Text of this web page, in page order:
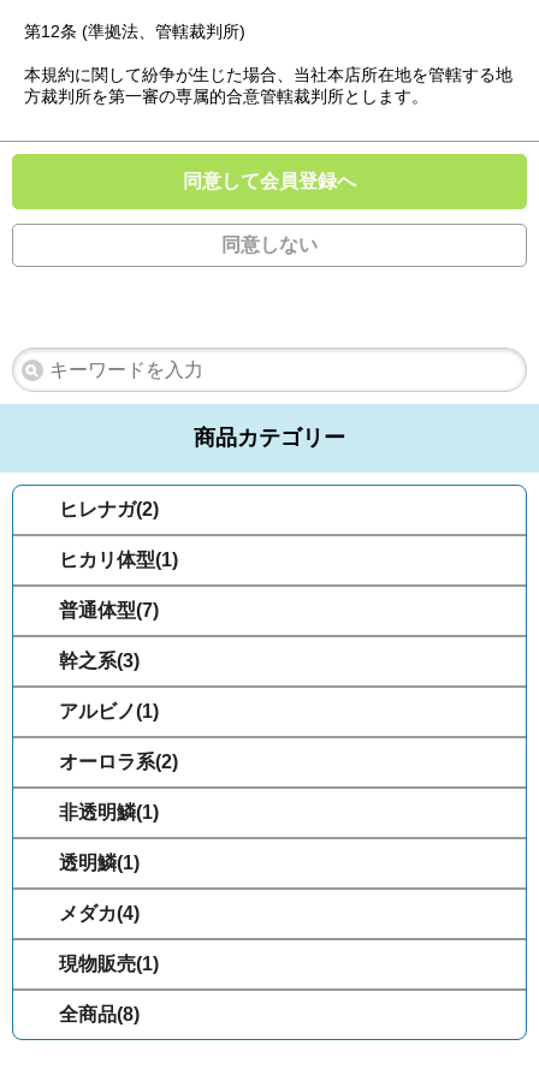
第12条 (準拠法、管轄裁判所)
本規約に関して紛争が生じた場合、当社本店所在地を管轄する地
方裁判所を第一審の専属的合意管轄裁判所とします。
同意して会員登録へ
同意しない
商品カテゴリー
ヒレナガ(2)
ヒカリ体型(1)
普通体型(7)
幹之系(3)
アルビノ(1)
オーロラ系(2)
非透明鱗(1)
透明鱗(1)
メダカ(4)
現物販売(1)
全商品(8)